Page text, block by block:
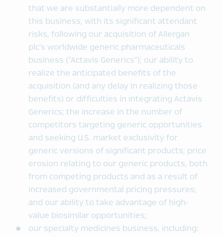
that we are substantially more dependent on
this business, with its significant attendant
risks, following our acquisition of Allergan
plc’s worldwide generic pharmaceuticals
business (“Actavis Generics”); our ability to
realize the anticipated benefits of the
acquisition (and any delay in realizing those
benefits) or difficulties in integrating Actavis
Generics; the increase in the number of
competitors targeting generic opportunities
and seeking U.S. market exclusivity for
generic versions of significant products; price
erosion relating to our generic products, both
from competing products and as a result of
increased governmental pricing pressures;
and our ability to take advantage of high-
value biosimilar opportunities;
our specialty medicines business, including: